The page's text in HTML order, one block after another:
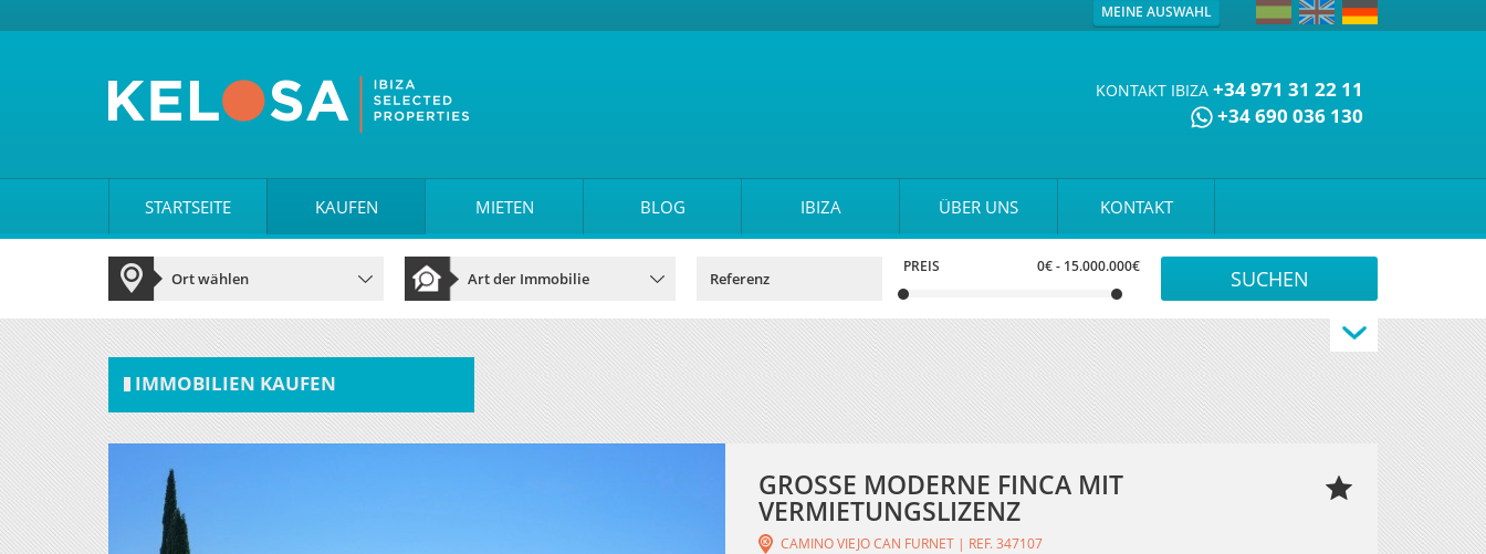
MEINE AUSWAHL
KONTAKT IBIZA +34 971 31 22 11
+34 690 036 130
STARTSEITE KAUFEN MIETEN BLOG IBIZA ÜBER UNS KONTAKT
PREIS 0€- 15.000.000€
IMMOBILIEN KAUFEN
GROSSE MODERNE FINCA MIT
VERMIETUNGSLIZENZ
CAMINO VIEJO CAN FURNET | REF. 347107